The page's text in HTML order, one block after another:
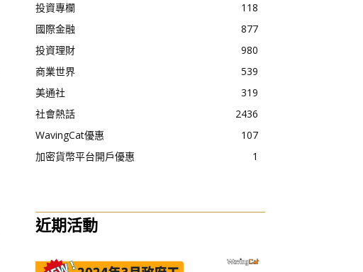
投資專欄
118
國際金融
877
投資理財
980
商業世界
539
美通社
319
社會熱話
2436
WavingCat優惠
107
加密貨幣平台開戶優惠
1
近期活動